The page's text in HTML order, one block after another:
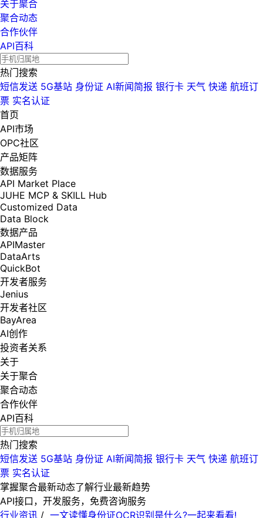
关于聚合
聚合动态
合作伙伴
API百科
热门搜索
短信发送 5G基站 身份证 AI新闻简报 银行卡 天气 快递 航班订
票 实名认证
首页
API市场
OPC社区
产品矩阵
数据服务
API Market Place
JUHE MCP & SKILL Hub
Customized Data
Data Block
数据产品
APIMaster
DataArts
QuickBot
开发者服务
Jenius
开发者社区
BayArea
AI创作
投资者关系
关于
关于聚合
聚合动态
合作伙伴
API百科
热门搜索
短信发送 5G基站 身份证 AI新闻简报 银行卡 天气 快递 航班订
票 实名认证
掌握聚合最新动态了解行业最新趋势
API接口，开发服务，免费咨询服务
行业资讯 / 一文读懂身份证OCR识别是什么?一起来看看!